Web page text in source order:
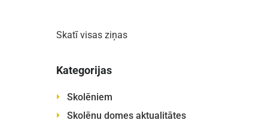
Skatī visas ziņas
Kategorijas
Skolēniem
Skolēnu domes aktualitātes